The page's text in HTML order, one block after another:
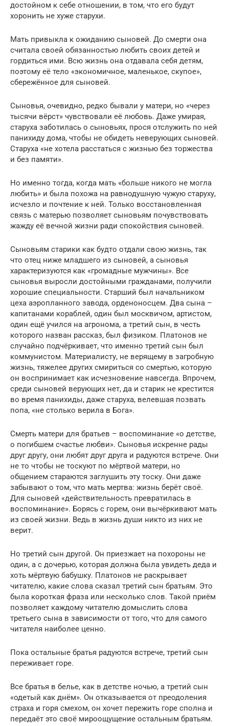
достойном к себе отношении, в том, что его будут
хоронить не хуже старухи.
Мать привыкла к ожиданию сыновей. До смерти она
считала своей обязанностью любить своих детей и
гордиться ими. Всю жизнь она отдавала себя детям,
поэтому её тело «экономичное, маленькое, скупое»,
сбережённое для сыновей.
Сыновья, очевидно, редко бывали у матери, но «через
тысячи вёрст» чувствовали её любовь. Даже умирая,
старуха заботилась о сыновьях, прося отслужить по ней
панихиду дома, чтобы не обидеть неверующих сыновей.
Старуха «не хотела расстаться с жизнью без торжества
и без памяти».
Но именно тогда, когда мать «больше никого не могла
любить» и была похожа на равнодушную чужую старуху,
исчезло и почтение к ней. Только восстановленная
связь с матерью позволяет сыновьям почувствовать
жажду её вечной жизни ради спокойствия сыновей.
Сыновьям старики как будто отдали свою жизнь, так
что отец ниже младшего из сыновей, а сыновья
характеризуются как «громадные мужчины». Все
сыновья выросли достойными гражданами, получили
хорошие специальности. Старший был начальником
цеха аэропланного завода, орденоносцем. Два сына –
капитанами кораблей, один был москвичом, артистом,
один ещё учился на агронома, а третий сын, в честь
которого назван рассказ, был физиком. Платонов не
случайно подчёркивает, что именно третий сын был
коммунистом. Материалисту, не верящему в загробную
жизнь, тяжелее других смириться со смертью, которую
он воспринимает как исчезновение навсегда. Впрочем,
среди сыновей верующих нет, да и старик не крестится
во время панихиды, даже старуха, велевшая позвать
попа, «не столько верила в Бога».
Смерть матери для братьев – воспоминание «о детстве,
о погибшем счастье любви». Сыновья искренне рады
друг другу, они любят друг друга и радуются встрече. Они
не то чтобы не тоскуют по мёртвой матери, но
общением стараются заглушить эту тоску. Они даже
забывают о том, что мать мертва: жизнь берёт своё.
Для сыновей «действительность превратилась в
воспоминание». Борясь с горем, они вычёркивают мать
из своей жизни. Ведь в жизнь души никто из них не
верит.
Но третий сын другой. Он приезжает на похороны не
один, а с дочерью, которая должна была увидеть деда и
хоть мёртвую бабушку. Платонов не раскрывает
читателю, какие слова сказал третий сын братьям. Это
была короткая фраза или несколько слов. Такой приём
позволяет каждому читателю домыслить слова
третьего сына в зависимости от того, что для самого
читателя наиболее ценно.
Пока остальные братья радуются встрече, третий сын
переживает горе.
Все братья в белье, как в детстве ночью, а третий сын
«одетый как днём». Он отказывается от преодоления
страха и горя смехом, он хочет пережить горе сполна и
передаёт это своё мироощущение остальным братьям.